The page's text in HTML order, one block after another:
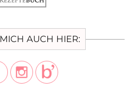
AUCH HIER: